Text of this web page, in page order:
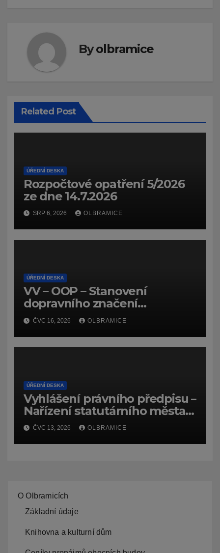
Byolbramice
Related Post
ÚŘEDNÍ DESKA
Rozpočtové opatření 5/2026
ze dne 14.7.2026
SRP 6, 2026 OLBRAMICE
ÚŘEDNÍ DESKA
VV – OOP – Stanovení
dopravního značení
(dočasného) č.
7159/26/Olbramice
ČVC 16, 2026 OLBRAMICE
ÚŘEDNÍ DESKA
Vyhlášení právního předpisu –
Nařízení statutárního města
Ostravy, o záměru zadat
zpracování lesních
hospodářských budov
ČVC 13, 2026 OLBRAMICE
O Olbramicích
Základní údaje
Knihovna a kulturní dům